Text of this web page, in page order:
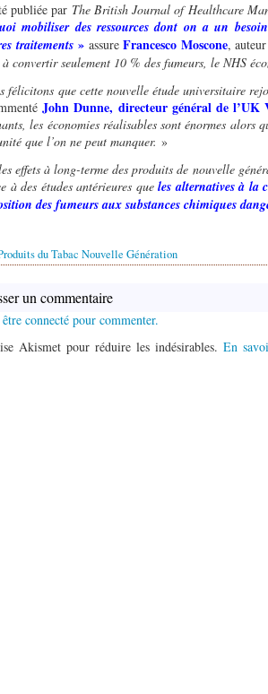
publiée par The British Journal of Healthcare
mobiliser des ressources dont on a un besoin
traitements» assureFrancesco Moscone,
convertir seulement 10 % des fumeurs, le NHS
félicitons que cette nouvelle étude universitaire
John Dunne, directeur général de
les économies réalisables sont énormes alors
que l’on ne peut manquer. »
effets à long-terme des produits de nouvelle
à des études antérieures queles alternatives à la
des fumeurs aux substances chimiques
du Tabac Nouvelle Génération
un commentaire
connecté pour commenter.
Akismet pour réduire les indésirables. En